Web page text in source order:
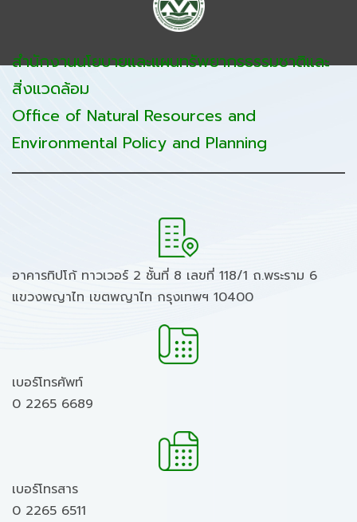
สำนักงานนโยบายและแผนทรัพยากรธรรมชาติและ
สิ่งแวดล้อม
Office of Natural Resources and
Environmental Policy and Planning
อาคารทิปโก้ ทาวเวอร์ 2 ชั้นที่ 8 เลขที่ 118/1 ถ.พระราม 6
แขวงพญาไท เขตพญาไท กรุงเทพฯ 10400
เบอร์โทรศัพท์
0 2265 6689
เบอร์โทรสาร
0 2265 6511